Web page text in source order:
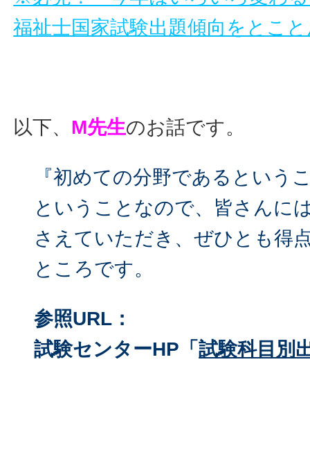
福祉士国家試験出題傾向をとこ
以下、 M先生のお話です。
『初めての分野であるという
ということなので、皆さんに
さえていただき、ぜひとも得
ところです。
参照URL：
試験センターHP「試験科目別